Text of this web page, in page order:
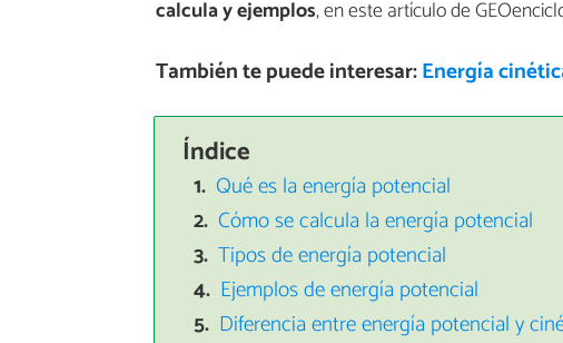
calcula y ejemplos, en este artículo de
También te puede interesar:Energía
Índice
Qué es la energía potencial
Cómo se calcula la energía potencial
Tipos de energía potencial
Ejemplos de energía potencial
Diferencia entre energía potencial y